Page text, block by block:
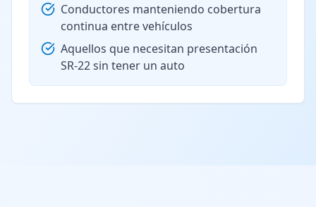
Conductores manteniendo cobertura
continua entre vehículos
Aquellos que necesitan presentación
SR-22 sin tener un auto